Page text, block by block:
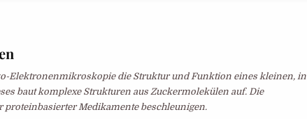
​Elektronenmikroskopie die Struktur und Funktion eines kleinen, in
baut komplexe Strukturen aus Zuckermolekülen auf. Die
Medikamente beschleunigen.